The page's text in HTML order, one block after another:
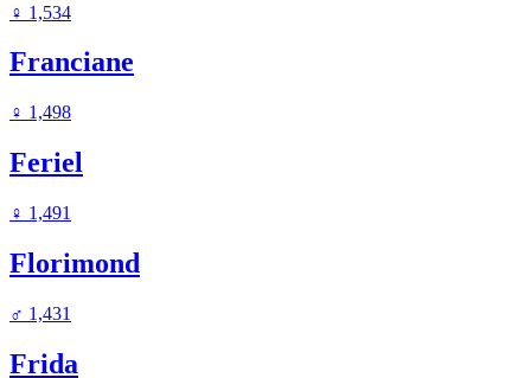
♀ 1,534
Franciane
♀ 1,498
Feriel
♀ 1,491
Florimond
♂ 1,431
Frida